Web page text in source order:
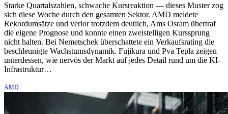
Starke Quartalszahlen, schwache Kursreaktion — dieses Muster zog
sich diese Woche durch den gesamten Sektor. AMD meldete
Rekordumsätze und verlor trotzdem deutlich, Ams Osram übertraf
die eigene Prognose und konnte einen zweistelligen Kurssprung
nicht halten. Bei Nemetschek überschattete ein Verkaufsrating die
beschleunigte Wachstumsdynamik. Fujikura und Pva Tepla zeigen
unterdessen, wie nervös der Markt auf jedes Detail rund um die KI-
Infrastruktur…
AMD